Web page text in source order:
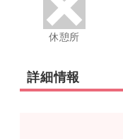
休憩所
詳細情報